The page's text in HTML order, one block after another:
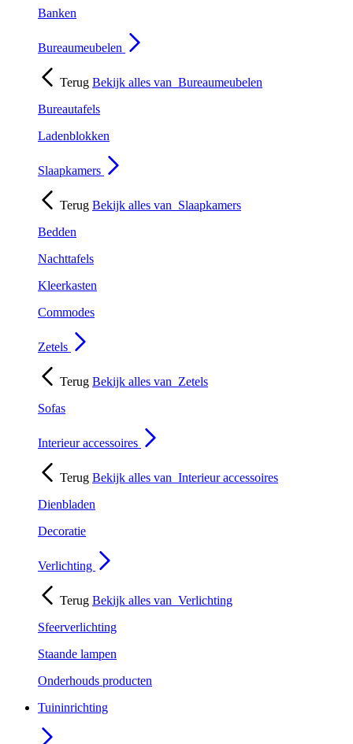
Banken
Bureaumeubelen
Terug Bekijk alles van Bureaumeubelen
Bureautafels
Ladenblokken
Slaapkamers
Terug Bekijk alles van Slaapkamers
Bedden
Nachttafels
Kleerkasten
Commodes
Zetels
Terug Bekijk alles van Zetels
Sofas
Interieur accessoires
Terug Bekijk alles van Interieur accessoires
Dienbladen
Decoratie
Verlichting
Terug Bekijk alles van Verlichting
Sfeerverlichting
Staande lampen
Onderhouds producten
Tuininrichting